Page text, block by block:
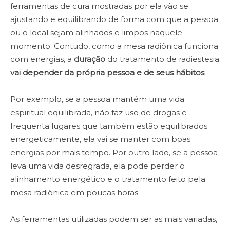
ferramentas de cura mostradas por ela vão se
ajustando e equilibrando de forma com que a pessoa
ou o local sejam alinhados e limpos naquele
momento. Contudo, como a mesa radiônica funciona
com energias, a duração do tratamento de radiestesia
vai depender da própria pessoa e de seus hábitos.
Por exemplo, se a pessoa mantém uma vida
espiritual equilibrada, não faz uso de drogas e
frequenta lugares que também estão equilibrados
energeticamente, ela vai se manter com boas
energias por mais tempo. Por outro lado, se a pessoa
leva uma vida desregrada, ela pode perder o
alinhamento energético e o tratamento feito pela
mesa radiônica em poucas horas.
As ferramentas utilizadas podem ser as mais variadas,